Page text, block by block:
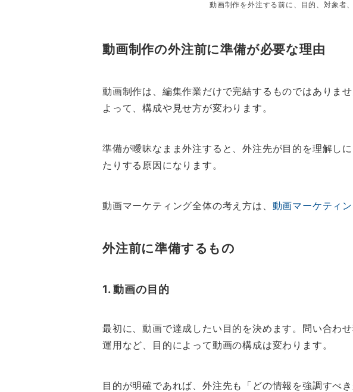
動画制作を外注する前に、目的、対象者
動画制作の外注前に準備が必要な理由
動画制作は、編集作業だけで完結するものではありま
よって、構成や見せ方が変わります。
準備が曖昧なまま外注すると、外注先が目的を理解し
たりする原因になります。
動画マーケティング全体の考え方は、 動画マーケティ
外注前に準備するもの
1. 動画の目的
最初に、動画で達成したい目的を決めます。問い合わ
運用など、目的によって動画の構成は変わります。
目的が明確であれば、外注先も「どの情報を強調すべ